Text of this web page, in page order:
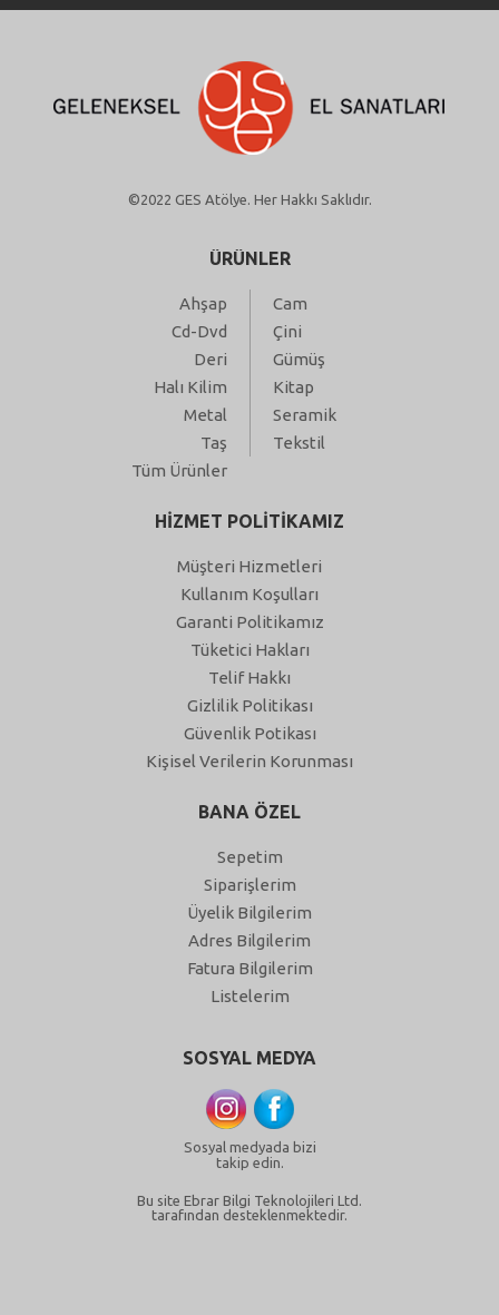
©2022 GES Atölye. Her Hakkı Saklıdır.
ÜRÜNLER
Ahşap
Cam
Cd-Dvd
Çini
Deri
Gümüş
Halı Kilim
Kitap
Metal
Seramik
Taş
Tekstil
Tüm Ürünler
HİZMET POLİTİKAMIZ
Müşteri Hizmetleri
Kullanım Koşulları
Garanti Politikamız
Tüketici Hakları
Telif Hakkı
Gizlilik Politikası
Güvenlik Potikası
Kişisel Verilerin Korunması
BANA ÖZEL
Sepetim
Siparişlerim
Üyelik Bilgilerim
Adres Bilgilerim
Fatura Bilgilerim
Listelerim
SOSYAL MEDYA
Sosyal medyada bizi
takip edin.
Bu site Ebrar Bilgi Teknolojileri Ltd.
tarafından desteklenmektedir.